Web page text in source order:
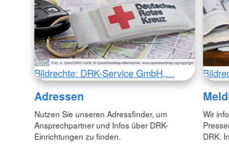
Bildrechte: DRK-Service GmbH,…
Adressen
Nutzen Sie unseren Adressfinder, um
Ansprechpartner und Infos über DRK-
Einrichtungen zu finden.
Wir
DRK.